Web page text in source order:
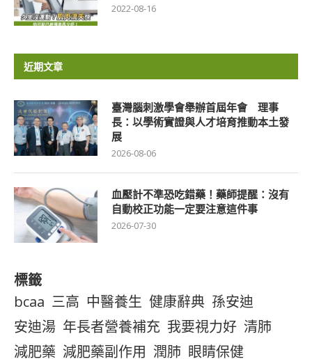
2022-08-16
近期文章
臺灣腦刺激學會舉辦首屆年會 理事
長：以學術實證與人才培育推動本土發
展
2026-08-06
血壓計不準恐吃錯藥！藥師提醒：沒有
自動校正功能一定要注意這件事
2026-07-30
標籤
bcaa 三高 中醫養生 健康辭典 孫安迪
安迪湯 年長者營養補充 我要視力好 清肺
減肥藥 減肥藥副作用 潤肺 眼睛保健